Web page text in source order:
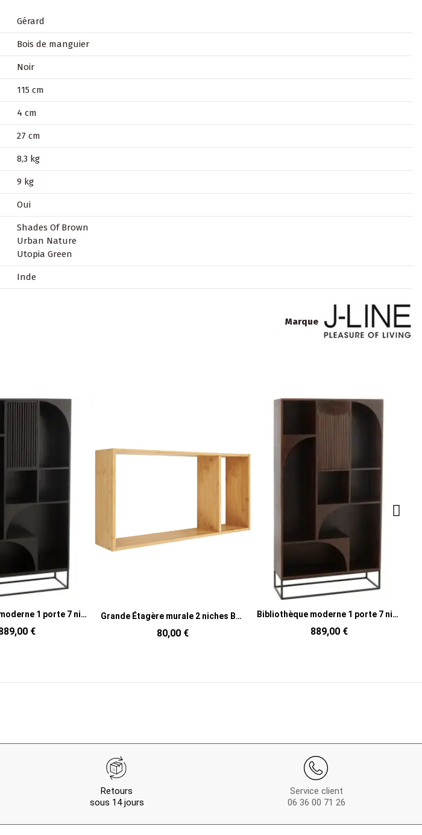
Gérard
Bois de manguier
Noir
115 cm
4 cm
27 cm
8,3 kg
9 kg
Oui
Shades Of Brown
Urban Nature
Utopia Green
Inde
Marque
Grande Étagère murale 2 niches Bambou Naturel Ember
80,00 € 889,00 €
Bibliothèque en bois de manguier naturel 60 x 30 x 160 cm Mahón
779,00 €
Retours
sous 14 jours
Service client
06 36 00 71 26